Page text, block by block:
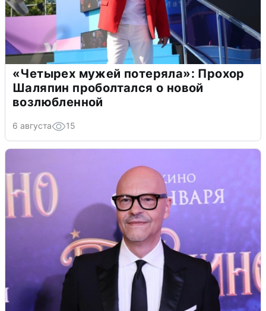
«Четырех мужей потеряла»: Прохор
Шаляпин проболтался о новой
возлюбленной
6 августа 15